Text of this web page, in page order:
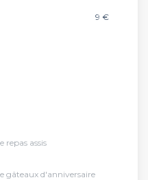
9 €
repas assis
gâteaux d'anniversaire